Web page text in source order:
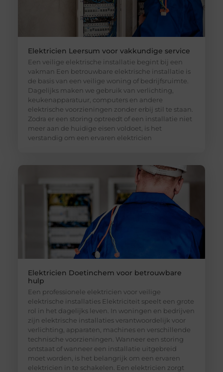
Elektricien Leersum voor vakkundige service
Een veilige elektrische installatie begint bij een
vakman Een betrouwbare elektrische installatie is
de basis van een veilige woning of bedrijfsruimte.
Dagelijks maken we gebruik van verlichting,
keukenapparatuur, computers en andere
elektrische voorzieningen zonder erbij stil te staan.
Zodra er een storing optreedt of een installatie niet
meer aan de huidige eisen voldoet, is het
verstandig om een ervaren elektricien
Elektricien Doetinchem voor betrouwbare
hulp
Een professionele elektricien voor veilige
elektrische installaties Elektriciteit speelt een grote
rol in het dagelijks leven. In woningen en bedrijven
zijn elektrische installaties verantwoordelijk voor
verlichting, apparaten, machines en verschillende
technische voorzieningen. Wanneer een storing
ontstaat of wanneer een installatie uitgebreid
moet worden, is het belangrijk om een ervaren
elektricien in te schakelen. Een elektricien zorgt